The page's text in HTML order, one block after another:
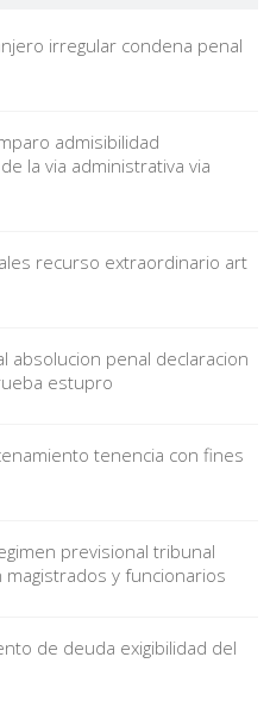
irregular condena penal
admisibilidad
la via administrativa via
recurso extraordinario art
absolucion penal declaracion
estupro
tenencia con fines
previsional tribunal
y funcionarios
de deuda exigibilidad del